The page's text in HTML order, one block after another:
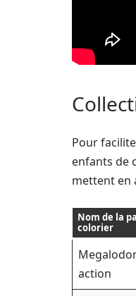
Pour
enfants de
mettent en
Nom de la
colorier
action